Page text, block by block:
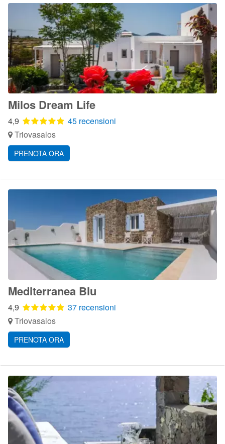
Milos Dream Life
4,9
45 recensioni
Triovasalos
PRENOTA ORA
Mediterranea Blu
4,9
37 recensioni
Triovasalos
PRENOTA ORA